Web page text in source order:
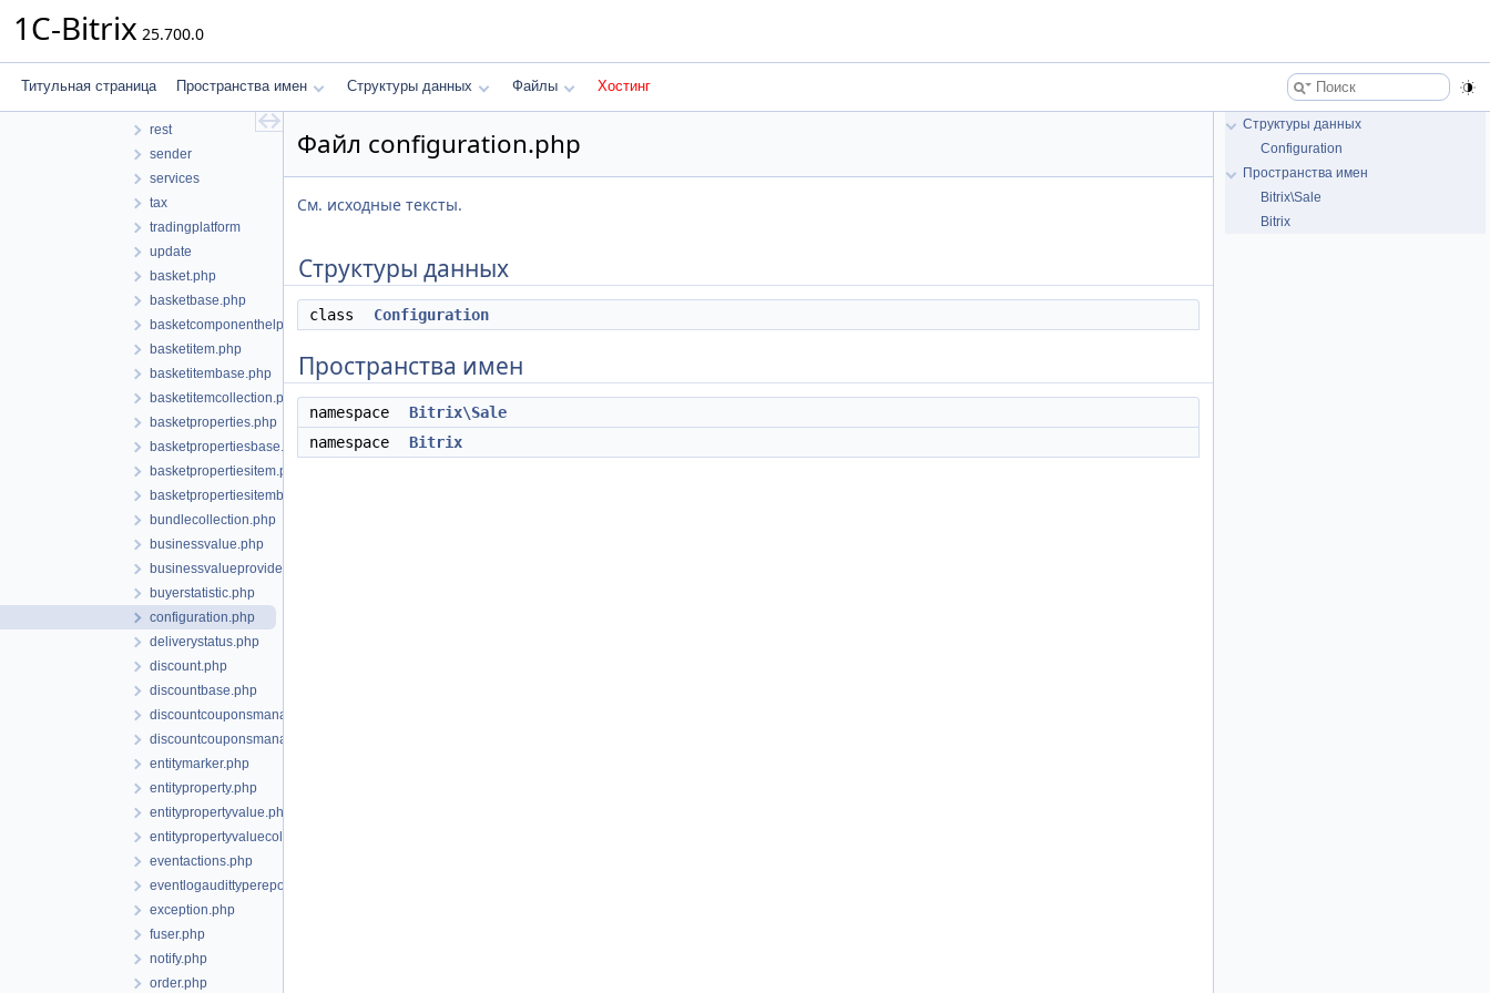
1C-Bitrix 25.700.0
Титульная страница Пространства имен Структуры данных Файлы Хостинг
paysystem
repository
rest
sender
services
tax
tradingplatform
update
basket.php
basketbase.php
basketcomponenthelper.php
basketitem.php
basketitembase.php
basketitemcollection.php
basketproperties.php
basketpropertiesbase.php
basketpropertiesitem.php
basketpropertiesitembase.php
bundlecollection.php
businessvalue.php
businessvalueproviderinterface.php
buyerstatistic.php
configuration.php
deliverystatus.php
discount.php
discountbase.php
discountcouponsmanager.php
discountcouponsmanagerbase.php
entitymarker.php
entityproperty.php
entitypropertyvalue.php
entitypropertyvaluecollection.php
eventactions.php
eventlogaudittyperepository.php
exception.php
fuser.php
notify.php
order.php
Файл configuration.php
См. исходные тексты.
Структуры данных
class Configuration
Пространства имен
namespace
Bitrix\Sale
namespace
Bitrix
Структуры данных
Configuration
Пространства имен
Bitrix\Sale
Bitrix